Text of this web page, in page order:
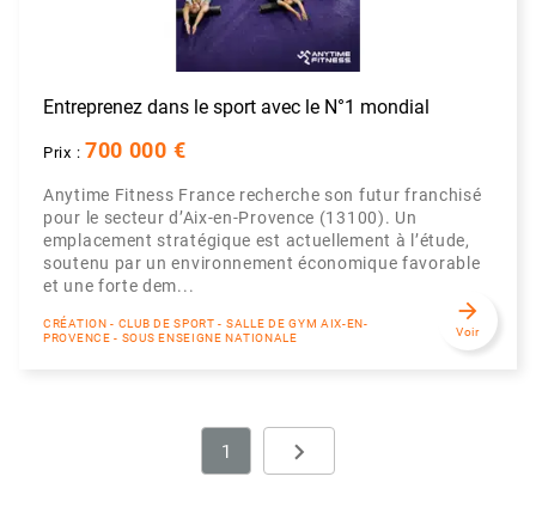
Entreprenez dans le sport avec le N°1 mondial
Prix : 700 000 €
Anytime Fitness France recherche son futur franchisé
pour le secteur d’Aix-en-Provence (13100). Un
emplacement stratégique est actuellement à l’étude,
soutenu par un environnement économique favorable
et une forte dem...
CRÉATION - CLUB DE SPORT - SALLE DE GYM AIX-EN-
PROVENCE - SOUS ENSEIGNE NATIONALE
arrow_forward
Voir
1 navigate_next